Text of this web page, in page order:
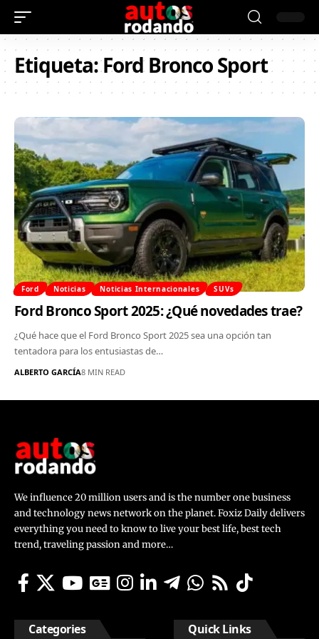
Etiqueta:Ford Bronco Sport
Ford Noticias Noticias Internacionales SUVs
Ford Bronco Sport 2025: ¿Qué novedades trae?
¿Qué hace que el Ford Bronco Sport 2025 sea una opción tan
tentadora para los entusiastas de…
ALBERTO GARCÍA8 MIN READ
We influence 20 million users and is the number one business
and technology news network on the planet. Foxiz Daily delivers
everything you need to know to live your best life, best tech
trend, traveling passion and more…
Categories Quick Links